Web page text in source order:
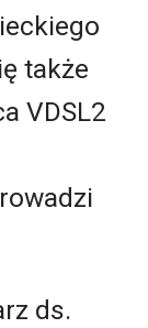
także
VDSL2
ds.